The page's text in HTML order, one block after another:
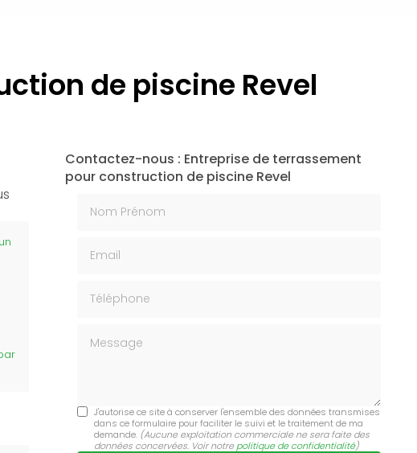
de piscine Revel
Contactez-nous : Entreprise de terrassement
pour construction de piscine Revel
J'autorise ce site à conserver l'ensemble des données transmises
dans ce formulaire pour faciliter le suivi et le traitement de ma
demande. (Aucune exploitation commerciale ne sera faite des
données concervées. Voir notre politique de confidentialité)